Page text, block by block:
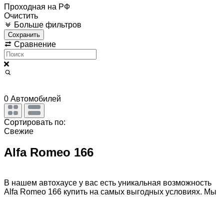
Проходная на РФ
Очистить
Больше фильтров
Сохранить
Сравнение
0 Автомобилей
Сортировать по:
Свежие
Alfa Romeo 166
В нашем автохаусе у вас есть уникальная возможность
Alfa Romeo 166 купить на самых выгодных условиях. Мы